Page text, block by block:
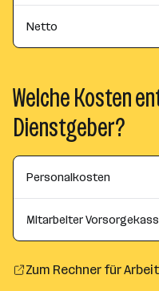
Netto
Welche Kosten
Dienstgeber?
Personalkosten
Mitarbeiter
Zum Rechner für